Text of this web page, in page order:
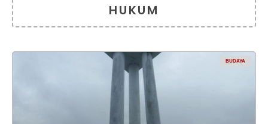
HUKUM
BUDAYA